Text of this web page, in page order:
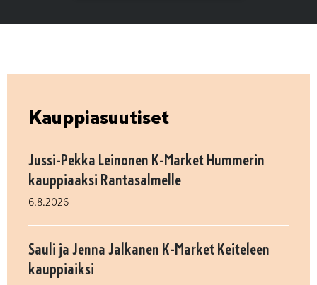
Kauppiasuutiset
Jussi-Pekka Leinonen K-Market Hummerin
kauppiaaksi Rantasalmelle
6.8.2026
Sauli ja Jenna Jalkanen K-Market Keiteleen
kauppiaiksi